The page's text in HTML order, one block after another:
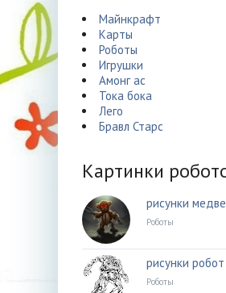
Майнкрафт
Карты
Роботы
Игрушки
Амонг ас
Тока бока
Лего
Бравл Старс
Картинки
рисунки
Роботы
рисунки
Роботы